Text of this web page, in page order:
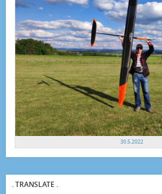
30.5.2022
. TRANSLATE .